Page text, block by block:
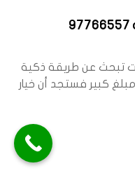
تبحث عن طريقة ذكية
كبير فستجد أن خيار